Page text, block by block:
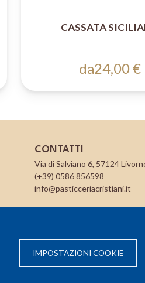
IMPOSTAZIONI COOKIE
CASSATA
da24,00 €
CONTATTI
Via di Salviano 6, 57124
(+39) 0586 856598
info@pasticceriacristiani.it